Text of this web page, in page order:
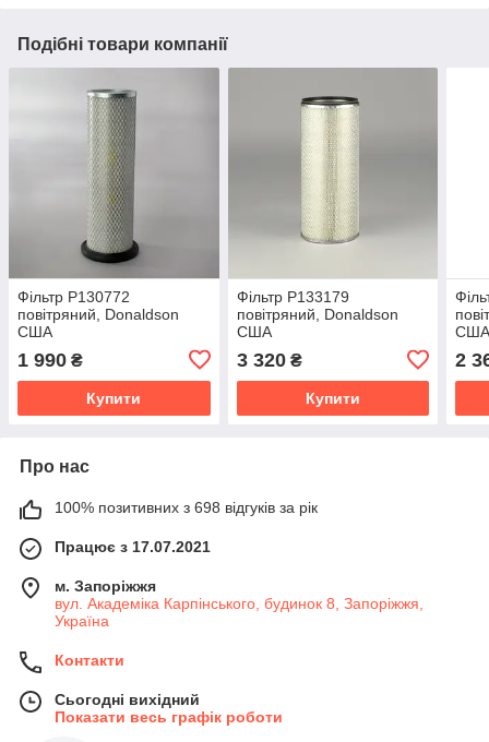
Подібні товари компанії
Фільтр P130772
повітряний, Donaldson
США
1 990 ₴
Купити
Фільтр P133179
повітряний, Donaldson
США
3 320₴
Купити
2
Про нас
100% позитивних з 698 відгуків за рік
Працює з 17.07.2021
м. Запоріжжя
вул. Академіка Карпінського, будинок 8, Запоріжжя,
Україна
Контакти
Сьогодні вихідний
Показати весь графік роботи